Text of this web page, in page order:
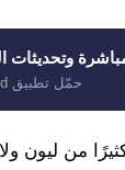
وتحديثات
حمّل تطبيق Fanzword
من ليون